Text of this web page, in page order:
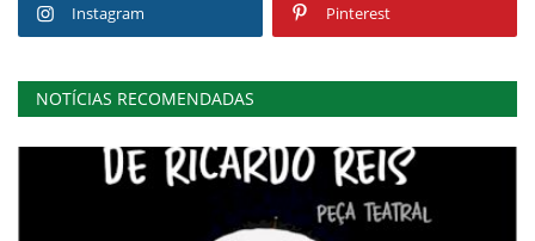
Instagram Pinterest
NOTÍCIAS RECOMENDADAS